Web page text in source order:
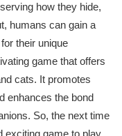
how they hide,
humans can gain a
their unique
game that offers
cats. It promotes
enhances the bond
So, the next time